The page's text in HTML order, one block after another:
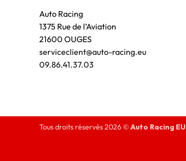
Auto Racing
1375 Rue de l’Aviation
21600 OUGES
serviceclient@auto-racing.eu
09.86.41.37.03
Tous droits réservés 2026 © Auto Racing EU